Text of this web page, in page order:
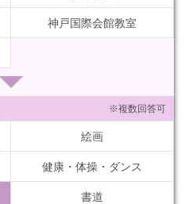
神戸国際会館教室
※複数回答可
絵画
健康・体操・ダンス
書道